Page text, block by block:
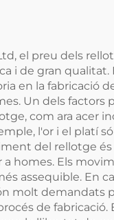
el preu dels
i de gran
en la
Un dels
com ara acer
l'or i el platí
del rellotge
homes. Els
assequible. En
molt
de